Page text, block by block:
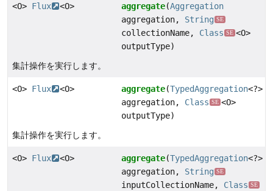
<O> Flux <O> aggregate(Aggregation
aggregation, String SE
collectionName, Class SE <O>
outputType)
集計操作を実行します。
<O> Flux <O> aggregate(TypedAggregation<?>
aggregation, Class SE <O>
outputType)
集計操作を実行します。
<O> Flux <O> aggregate(TypedAggregation<?>
aggregation, String SE
inputCollectionName, Class SE